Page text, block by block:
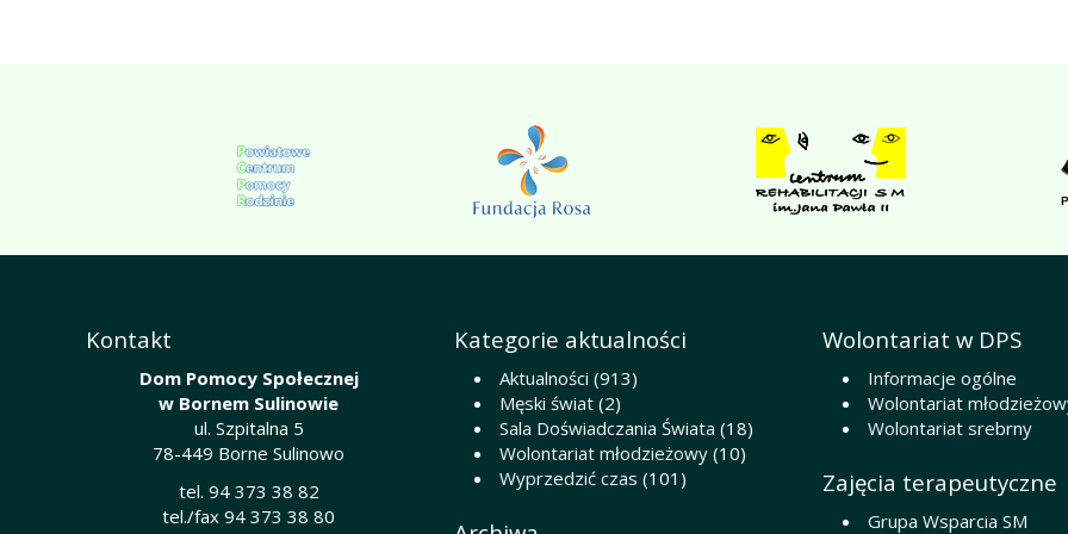
Kontakt
Dom Pomocy Społecznej
w Bornem Sulinowie
ul. Szpitalna 5
78-449 Borne Sulinowo
tel. 94 373 38 82
tel./fax 94 373 38 80
Kategorie aktualności
Aktualności (913)
Męski świat (2)
Sala Doświadczania Świata (18)
Wolontariat młodzieżowy (10)
Wyprzedzić czas (101)
Wolontariat w DPS
Informacje ogólne
Wolontariat
Wolontariat srebrny
Zajęcia terapeutyczne
Grupa Wsparcia SM